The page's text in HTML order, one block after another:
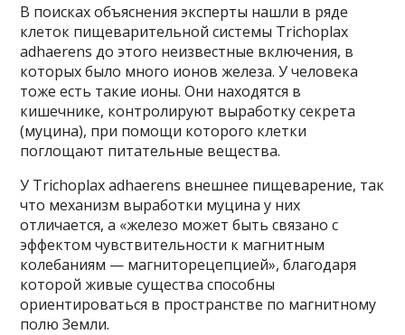
В поисках объяснения эксперты нашли в ряде
клеток пищеварительной системы Trichoplax
adhaerens до этого неизвестные включения, в
которых было много ионов железа. У человека
тоже есть такие ионы. Они находятся в
кишечнике, контролируют выработку секрета
(муцина), при помощи которого клетки
поглощают питательные вещества.
У Trichoplax adhaerens внешнее пищеварение, так
что механизм выработки муцина у них
отличается, а «железо может быть связано с
эффектом чувствительности к магнитным
колебаниям — магниторецепцией», благодаря
которой живые существа способны
ориентироваться в пространстве по магнитному
полю Земли.